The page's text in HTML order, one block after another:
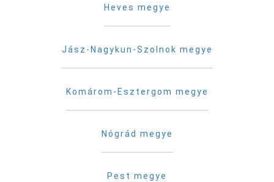
Heves megye
Jász-Nagykun-Szolnok megye
Komárom-Esztergom megye
Nógrád megye
Pest megye